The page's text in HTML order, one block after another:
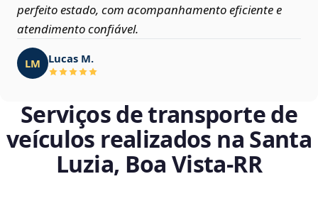
perfeito estado, com acompanhamento eficiente e
atendimento confiável.
LM Lucas M.
Serviços de transporte de
veículos realizados na Santa
Luzia, Boa Vista‑RR